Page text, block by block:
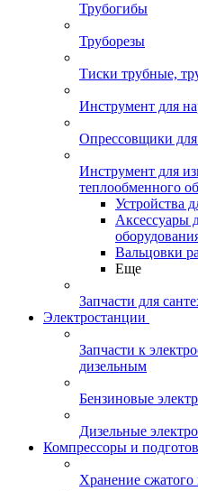
Трубогибы
Труборезы
Тиски трубные,
Инструмент для
Опрессовщики
Инструмент для
теплообменного
Устройства
Аксессуары
Вальцовки
Еще
Запчасти для
Электростанции
Запчасти к
дизельным
Бензиновые
Дизельные
Компрессоры и
Хранение сжатого